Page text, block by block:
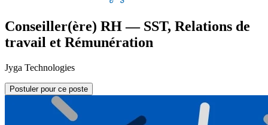
Conseiller(ère) RH — SST, Relations de
travail et Rémunération
Jyga Technologies
Postuler pour ce poste